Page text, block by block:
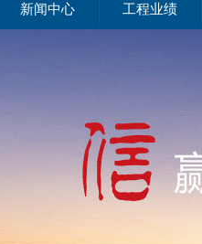
新闻中心 工程业绩